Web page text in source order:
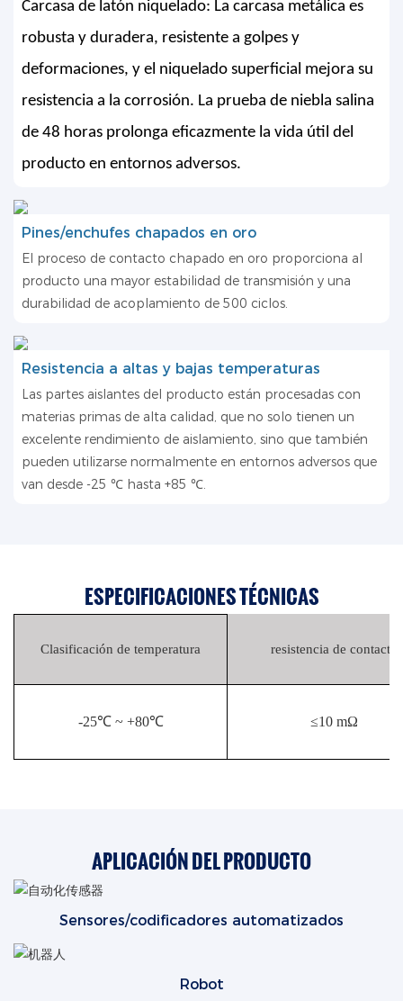
Carcasa de latón niquelado: La carcasa metálica es
robusta y duradera, resistente a golpes y
deformaciones, y el niquelado superficial mejora su
resistencia a la corrosión. La prueba de niebla salina
de 48 horas prolonga eficazmente la vida útil del
producto en entornos adversos.
Pines/enchufes chapados en oro
El proceso de contacto chapado en oro proporciona al
producto una mayor estabilidad de transmisión y una
durabilidad de acoplamiento de 500 ciclos.
Resistencia a altas y bajas temperaturas
Las partes aislantes del producto están procesadas con
materias primas de alta calidad, que no solo tienen un
excelente rendimiento de aislamiento, sino que también
pueden utilizarse normalmente en entornos adversos que
van desde -25 ℃ hasta +85 ℃.
ESPECIFICACIONES TÉCNICAS
Clasificación de temperatura resistencia de contacto
-25℃ ~ +80℃ ≤10 mΩ
APLICACIÓN DEL PRODUCTO
Sensores/codificadores automatizados
Robot